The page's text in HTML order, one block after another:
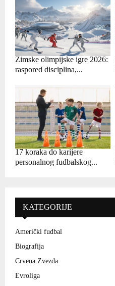
Zimske olimpijske igre 2026:
raspored disciplina,...
17 koraka do karijere
personalnog fudbalskog...
KATEGORIJE
Američki fudbal
Biografija
Crvena Zvezda
Evroliga